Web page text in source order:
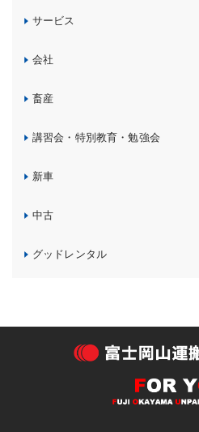
サービス
会社
畜産
講習会・特別教育・勉強会
新車
中古
グッドレンタル